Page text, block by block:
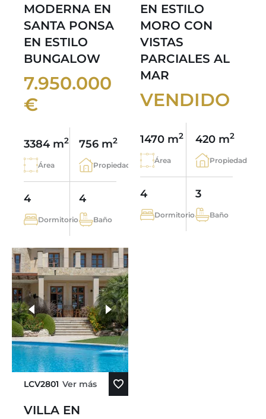
MODERNA EN
SANTA PONSA
EN ESTILO
BUNGALOW
7.950.000
€
3384 m2
Área
756 m2
Propiedad
4
Dormitorio
4
Baño
EN ESTILO
MORO CON
VISTAS
PARCIALES AL
MAR
VENDIDO
1470 m2
Área
420 m2
Propiedad
4
Dormitorio
3
Baño
LCV2801 Ver más
VILLA EN